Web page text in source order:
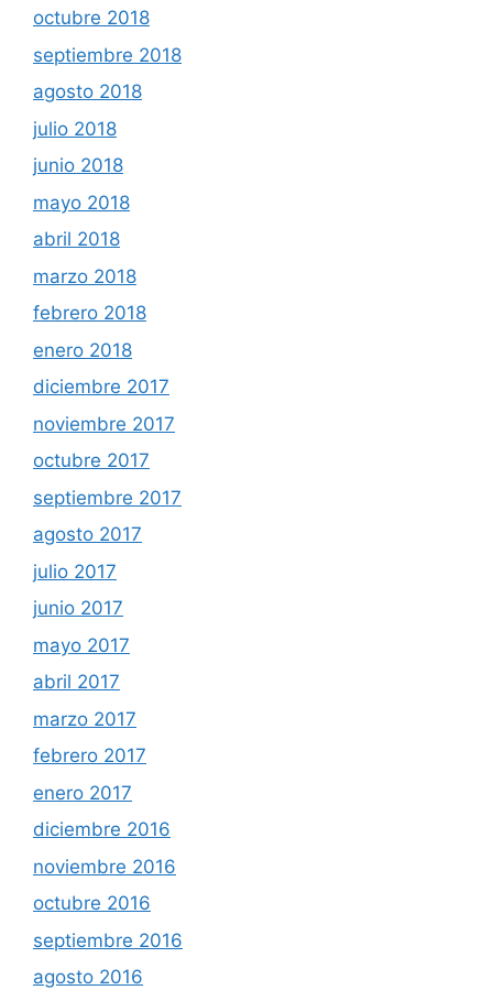
octubre 2018
septiembre 2018
agosto 2018
julio 2018
junio 2018
mayo 2018
abril 2018
marzo 2018
febrero 2018
enero 2018
diciembre 2017
noviembre 2017
octubre 2017
septiembre 2017
agosto 2017
julio 2017
junio 2017
mayo 2017
abril 2017
marzo 2017
febrero 2017
enero 2017
diciembre 2016
noviembre 2016
octubre 2016
septiembre 2016
agosto 2016